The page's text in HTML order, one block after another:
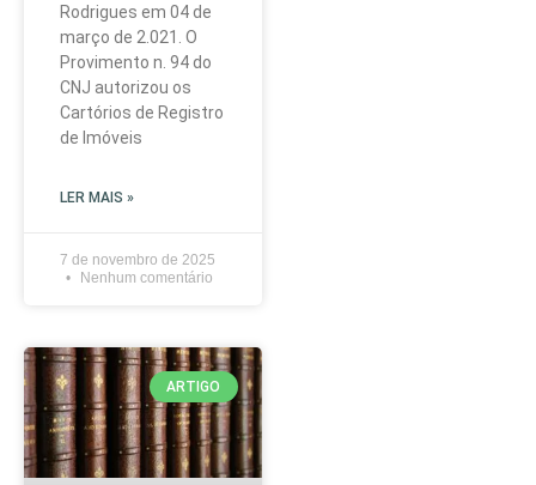
Rodrigues em 04 de
março de 2.021. O
Provimento n. 94 do
CNJ autorizou os
Cartórios de Registro
de Imóveis
LER MAIS »
7 de novembro de 2025
Nenhum comentário
ARTIGO